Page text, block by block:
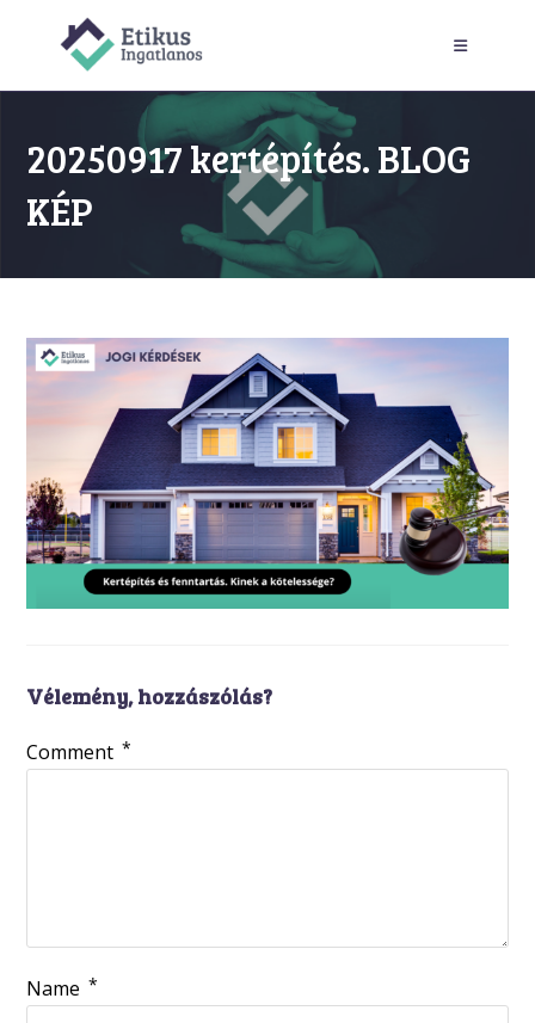
20250917 kertépítés. BLOG
KÉP
Vélemény, hozzászólás?
Comment *
Name *